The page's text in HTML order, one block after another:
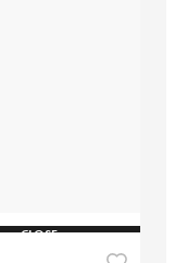
CLOSE